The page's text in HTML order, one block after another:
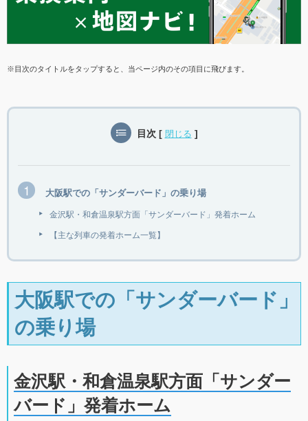
※目次のタイトルをタップすると、当ページ内のその項目に飛びます。
目次 [ 閉じる ]
大阪駅での「サンダーバード」の乗り場
金沢駅・和倉温泉駅方面「サンダーバード」発着ホーム
【主な列車の発着ホーム一覧】
大阪駅での「サンダーバード」
の乗り場
金沢駅・和倉温泉駅方面「サンダー
バード」発着ホーム